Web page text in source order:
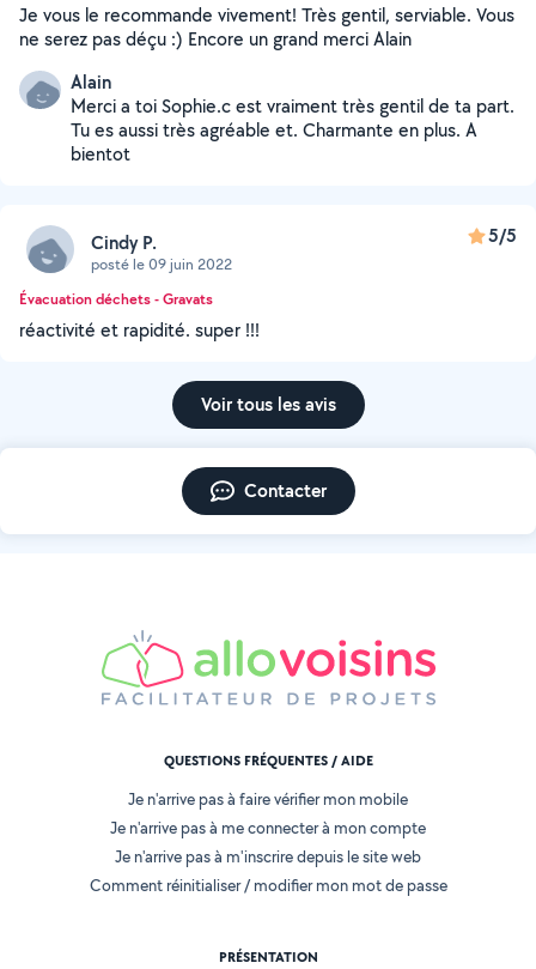
Je vous le recommande vivement! Très gentil, serviable. Vous
ne serez pas déçu :) Encore un grand merci Alain
Alain
Merci a toi Sophie.c est vraiment très gentil de ta part.
Tu es aussi très agréable et. Charmante en plus. A
bientot
Cindy P.
posté le 09 juin 2022
5/5
Évacuation déchets - Gravats
réactivité et rapidité. super !!!
Voir tous les avis
Contacter
QUESTIONS FRÉQUENTES / AIDE
Je n'arrive pas à faire vérifier mon mobile
Je n'arrive pas à me connecter à mon compte
Je n'arrive pas à m'inscrire depuis le site web
Comment réinitialiser / modifier mon mot de passe
PRÉSENTATION